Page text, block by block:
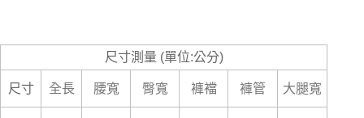
尺寸測量 (單位:公分)
尺寸 全長 腰寬 臀寬 褲襠 褲管 大腿寬